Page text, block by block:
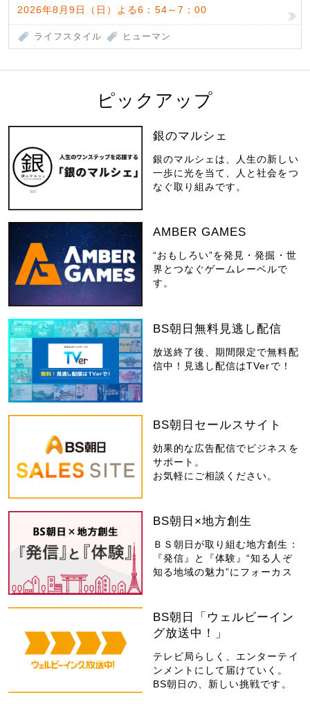
2026年8月9日（日）よる6：54～7：00
ライフスタイル ヒューマン
ピックアップ
銀のマルシェ
銀のマルシェは、人生の新しい
一歩に光を当て、人と社会をつ
なぐ取り組みです。
AMBER GAMES
“おもしろい”を発見・発掘・世
界とつなぐゲームレーベルで
す。
BS朝日無料見逃し配信
放送終了後、期間限定で無料配
信中！見逃し配信はTVerで！
BS朝日セールスサイト
効果的な広告配信でビジネスを
サポート。
お気軽にご相談ください。
BS朝日×地方創生
ＢＳ朝日が取り組む地方創生：
『発信』と『体験』“知る人ぞ
知る地域の魅力”にフォーカス
BS朝日「ウェルビーイン
グ放送中！」
テレビ局らしく、エンターテイ
ンメントにして届けていく。
BS朝日の、新しい挑戦です。